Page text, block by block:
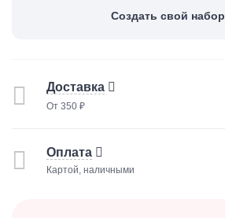
Создать свой набор
Доставка
От 350 ₽
Оплата
Картой, наличными